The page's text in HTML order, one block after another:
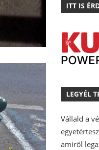
ITT IS
LEGYÉL
Vállald a
amiről